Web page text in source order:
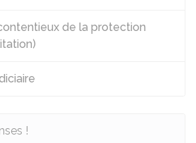
de la protection
!